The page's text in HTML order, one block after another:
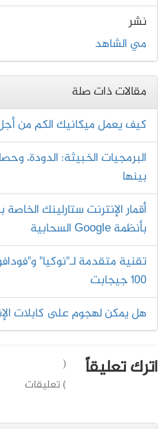
نشر
مي الشاهد
مقالات ذات صلة
كيف يعمل ميكانيك الكم من أجل
البرمجيات الخبيثة: الدودة،
بينها
بأنظمة Google السحابية
تقنية متقدمة لـ"نوكيا"
100 جيجابت
هل يمكن لهجوم على كابلات
اترك تعليقاً
(
) تعليقات